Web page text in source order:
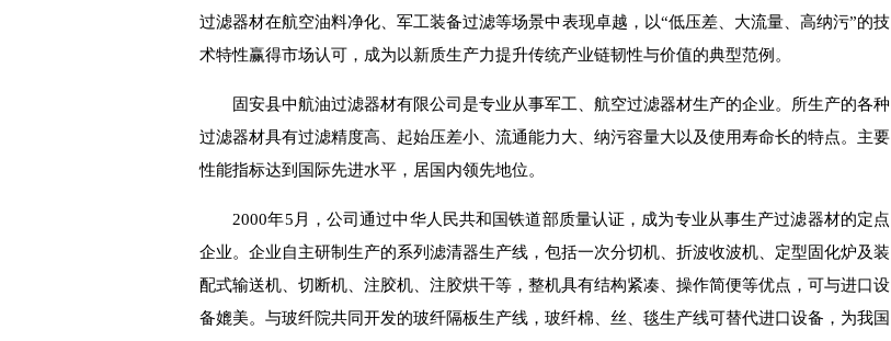
过滤器材在航空油料净化、军工装备过滤等场景中表现卓越，以“低压差、大流量、高纳污”的技
术特性赢得市场认可，成为以新质生产力提升传统产业链韧性与价值的典型范例。
固安县中航油过滤器材有限公司是专业从事军工、航空过滤器材生产的企业。所生产的各种
过滤器材具有过滤精度高、起始压差小、流通能力大、纳污容量大以及使用寿命长的特点。主要
性能指标达到国际先进水平，居国内领先地位。
2000年5月，公司通过中华人民共和国铁道部质量认证，成为专业从事生产过滤器材的定点
企业。企业自主研制生产的系列滤清器生产线，包括一次分切机、折波收波机、定型固化炉及装
配式输送机、切断机、注胶机、注胶烘干等，整机具有结构紧凑、操作简便等优点，可与进口设
备媲美。 与玻纤院共同开发的玻纤隔板生产线，玻纤棉、丝、毯生产线可替代进口设备，为我国